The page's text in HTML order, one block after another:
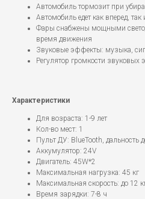
Автомобиль тормозит при
Автомобиль едет как вперед, так
Фары снабжены мощными
время движения
Звуковые эффекты: музыка,
Регулятор громкости
Характеристики
Для возраста: 1-9 лет
Кол-во мест: 1
Пульт ДУ: BlueTooth, дальность
Аккумулятор: 24V
Двигатель: 45W*2
Максимальная нагрузка: 45 кг
Максимальная скорость: до 12
Время зарядки: 7-8 ч